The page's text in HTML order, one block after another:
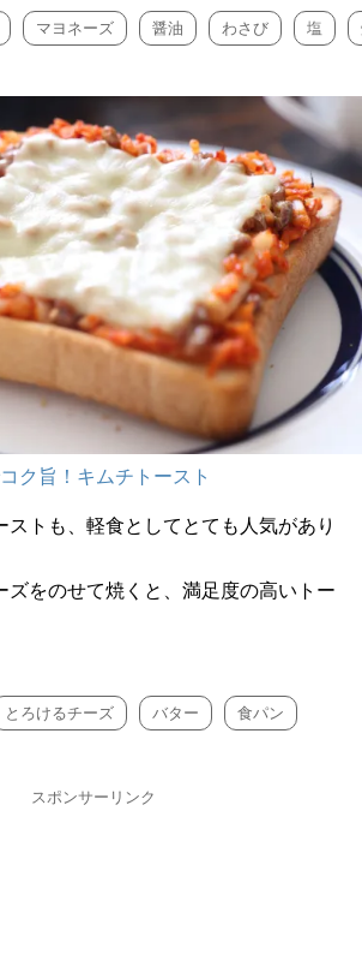
マヨネーズ 醤油 わさび 塩
ク旨！キムチトースト
ストも、軽食としてとても人気があり
ズをのせて焼くと、満足度の高いトー
とろけるチーズ バター 食パン
スポンサーリンク